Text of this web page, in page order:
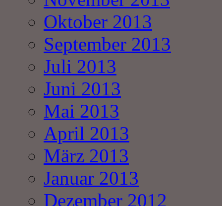
Oktober 2013
September 2013
Juli 2013
Juni 2013
Mai 2013
April 2013
März 2013
Januar 2013
Dezember 2012